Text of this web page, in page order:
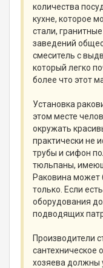
количества
кухне, которое
стали,
заведений
смеситель с
который легко
более что этот
Установка
этом месте
окружать
практически не
трубы и сифон
тюльпаны,
Раковина может
только. Если
оборудования
подводящих
Производители
сантехническое
хозяева должны